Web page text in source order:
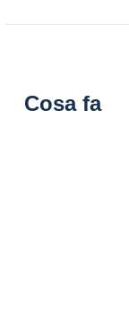
Cosa fa